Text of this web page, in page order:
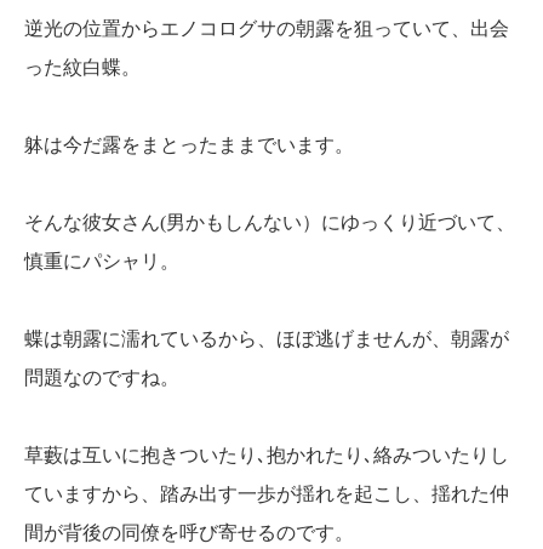
逆光の位置からエノコログサの朝露を狙っていて、出会
った紋白蝶。
躰は今だ露をまとったままでいます。
そんな彼女さん(男かもしんない）にゆっくり近づいて、
慎重にパシャリ。
蝶は朝露に濡れているから、ほぼ逃げませんが、朝露が
問題なのですね。
草藪は互いに抱きついたり､抱かれたり､絡みついたりし
ていますから、踏み出す一歩が揺れを起こし、揺れた仲
間が背後の同僚を呼び寄せるのです。